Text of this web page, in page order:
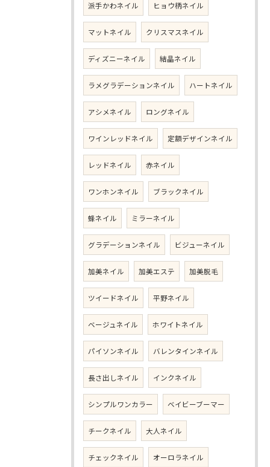
派手かわネイル ヒョウ柄ネイル
マットネイル クリスマスネイル
ディズニーネイル 結晶ネイル
ラメグラデーションネイル ハートネイル
アシメネイル ロングネイル
ワインレッドネイル 定額デザインネイル
レッドネイル 赤ネイル
ワンホンネイル ブラックネイル
蜂ネイル ミラーネイル
グラデーションネイル ビジューネイル
加美ネイル 加美エステ 加美脱毛
ツイードネイル 平野ネイル
ベージュネイル ホワイトネイル
パイソンネイル バレンタインネイル
長さ出しネイル インクネイル
シンプルワンカラー ベイビーブーマー
チークネイル 大人ネイル
チェックネイル オーロラネイル